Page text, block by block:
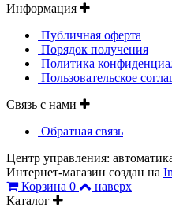
Информация
Публичная оферта
Порядок получения
Политика
Пользовательское
Связь с нами
Обратная связь
Центр управления:
Интернет-магазин создан на
Корзина 0
наверх
Каталог